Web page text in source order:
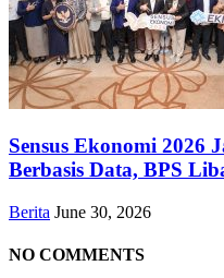
Sensus Ekonomi 2026
Berbasis Data, BPS
Berita June 30, 2026
NO COMMENTS